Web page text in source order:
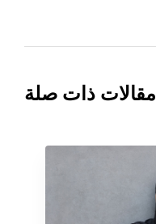
مقالات ذات صلة